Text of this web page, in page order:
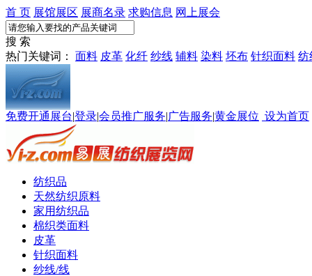
首 页 展馆展区 展商名录 求购信息 网上展会
搜 索
热门关键词： 面料 皮革 化纤 纱线 辅料 染料 坯布 针织面料 纺
免费开通展台|登录|会员推广服务|广告服务|黄金展位 设为首页
纺织品
天然纺织原料
家用纺织品
棉织类面料
皮革
针织面料
纱线/线